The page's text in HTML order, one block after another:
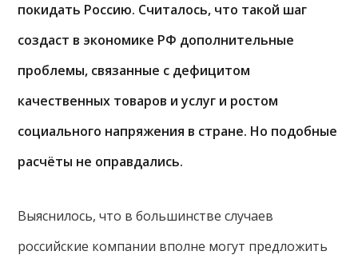
покидать Россию. Считалось, что такой шаг
создаст в экономике РФ дополнительные
проблемы, связанные с дефицитом
качественных товаров и услуг и ростом
социального напряжения в стране. Но подобные
расчёты не оправдались.
Выяснилось, что в большинстве случаев
российские компании вполне могут предложить